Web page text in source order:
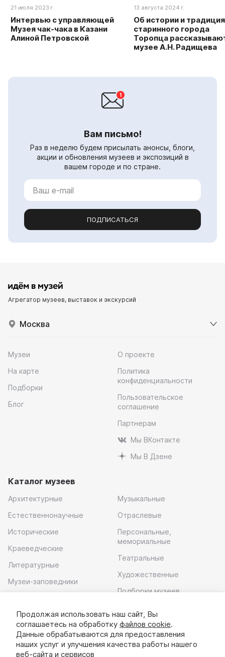
21 июля 2023 г.
Интервью с управляющей
Музея чак-чака в Казани
Алиной Петровской
13 августа 2024 г.
Об истории и
старинного города
Торопца
музее А.Н. Радищева
Вам письмо!
Раз в неделю будем присылать анонсы, блоги,
акции и обновления музеев и экспозиций в
вашем городе и по стране.
ПОДПИСАТЬСЯ
Агрегатор музеев, выставок и экскурсий
Москва
Музеи
На карте
Подборки
Блог
О проекте
Политика
конфиденциальности
Пользовательское
соглашение
Партнерам
Мы ВКонтакте
Мы В Дзене
Каталог музеев
Архитектурные
Естественнонаучные
Исторические
Краеведческие
Литературные
Музеи-заповедники
Музыкальные
Отраслевые
Персональные,
мемориальные
Театральные
Художественные
Подборки музеев
Скачать приложение
Продолжая использовать наш сайт, Вы
соглашаетесь на обработку файлов cookie.
Данные обрабатываются для предоставления
наших услуг и улучшения качества работы нашего
веб-сайта и сервисов